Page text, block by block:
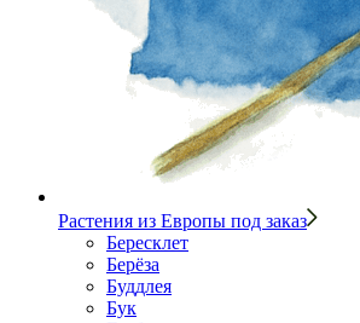
Растения из Европы под заказ
Бересклет
Берёза
Буддлея
Бук